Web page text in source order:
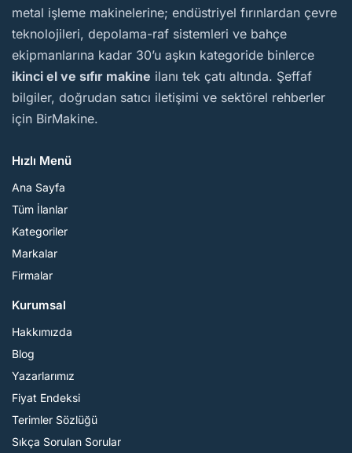
metal işleme makinelerine; endüstriyel fırınlardan çevre
teknolojileri, depolama-raf sistemleri ve bahçe
ekipmanlarına kadar 30’u aşkın kategoride binlerce
ikinci el ve sıfır makine ilanı tek çatı altında. Şeffaf
bilgiler, doğrudan satıcı iletişimi ve sektörel rehberler
için BirMakine.
Hızlı Menü
Ana Sayfa
Tüm İlanlar
Kategoriler
Markalar
Firmalar
Kurumsal
Hakkımızda
Blog
Yazarlarımız
Fiyat Endeksi
Terimler Sözlüğü
Sıkça Sorulan Sorular